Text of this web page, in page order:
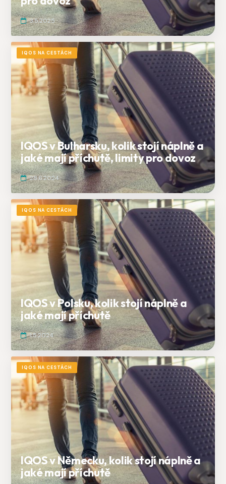
3.5.2025
IQOS NA CESTÁCH
IQOS v Bulharsku, kolik stojí náplně a
jaké mají příchutě, limity pro dovoz
28.6.2024
IQOS NA CESTÁCH
IQOS v Polsku, kolik stojí náplně a
jaké mají příchutě
1.5.2024
IQOS NA CESTÁCH
IQOS v Německu, kolik stojí náplně a
jaké mají příchutě